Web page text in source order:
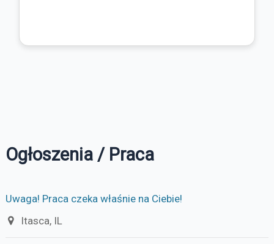
Ogłoszenia / Praca
Uwaga! Praca czeka właśnie na Ciebie!
Itasca, IL